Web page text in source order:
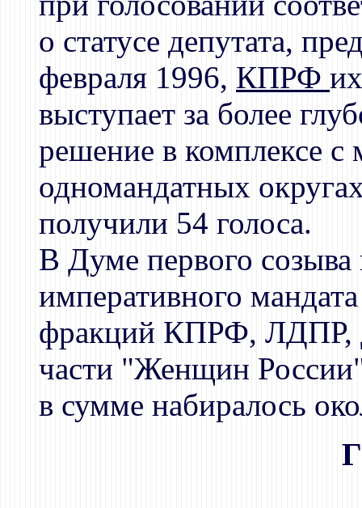
о статусе депутата,
февраля 1996, КПРФ
выступает за более
решение в комплексе с
одномандатных
получили 54 голоса.
В Думе первого
императивного
фракций КПРФ, ЛДПР,
части "Женщин
в сумме набиралось